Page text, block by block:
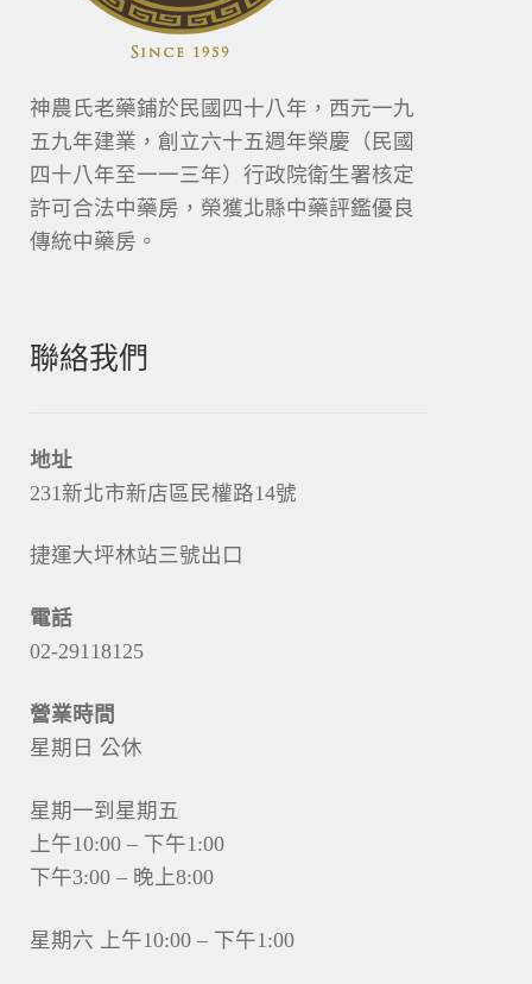
神農氏老藥鋪於民國四十八年，西元一九
五九年建業，創立六十五週年榮慶（民國
四十八年至一一三年）行政院衛生署核定
許可合法中藥房，榮獲北縣中藥評鑑優良
傳統中藥房。
聯絡我們
地址
231新北市新店區民權路14號
捷運大坪林站三號出口
電話
02-29118125
營業時間
星期日 公休
星期一到星期五
上午10:00 – 下午1:00
下午3:00 – 晚上8:00
星期六 上午10:00 – 下午1:00